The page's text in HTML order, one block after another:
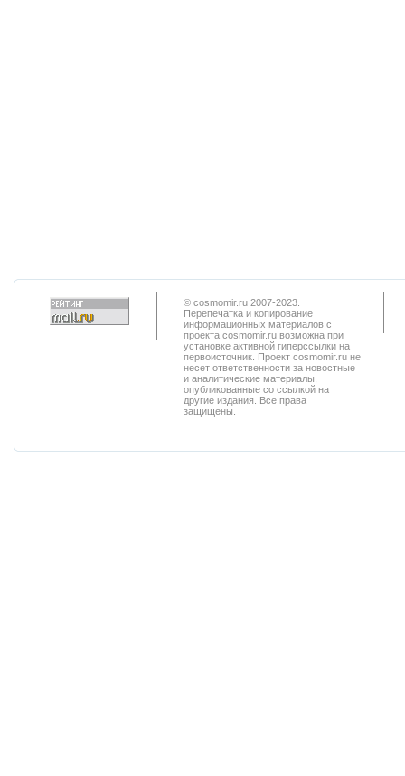
© cosmomir.ru 2007-2023.
Перепечатка и копирование
информационных материалов с
проекта cosmomir.ru возможна при
установке активной гиперссылки на
первоисточник. Проект cosmomir.ru не
несет ответственности за новостные
и аналитические материалы,
опубликованные со ссылкой на
другие издания. Все права
защищены.